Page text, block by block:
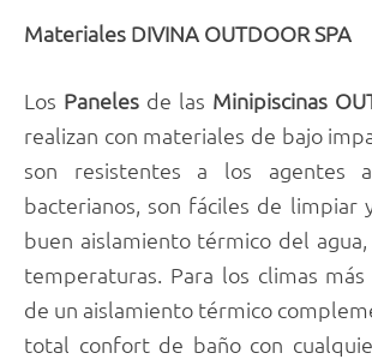
Materiales DIVINA OUTDOOR SPA
Los Paneles de las Minipiscinas
realizan con materiales de bajo
son resistentes a los agentes
bacterianos, son fáciles de limpiar
buen aislamiento térmico del agua,
temperaturas. Para los climas
de un aislamiento térmico
total confort de baño con